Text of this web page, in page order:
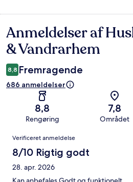
Anmeldelser
Anmeldelser af
& Vandrarhem
8,8 Fremragende
686 anmeldelser
8,8
Rengøring
7,8
Området
Anmeldelser
Verificeret anmeldelse
8/10 Rigtig godt
28. apr. 2026